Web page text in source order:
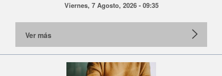
Viernes, 7 Agosto, 2026 - 09:35
Ver más